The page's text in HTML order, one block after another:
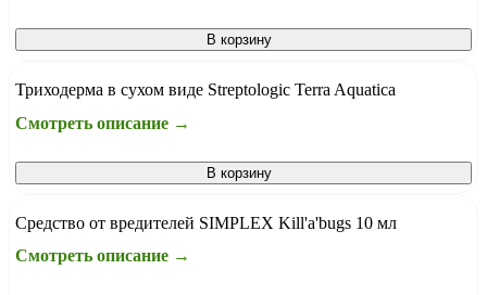
В корзину
Триходерма в сухом виде Streptologic Terra Aquatica
Смотреть описание →
В корзину
Средство от вредителей SIMPLEX Kill'a'bugs 10 мл
Смотреть описание →